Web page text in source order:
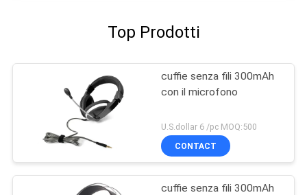
Top Prodotti
cuffie senza fili 300mAh
con il microfono
U.S.dollar 6 /pc MOQ:500
CONTACT
cuffie senza fili 300mAh